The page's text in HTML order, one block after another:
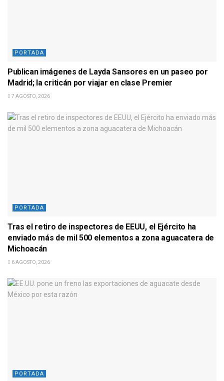
PORTADA
Publican imágenes de Layda Sansores en un paseo por
Madrid; la criticán por viajar en clase Premier
7 AGOSTO, 2026
PORTADA
Tras el retiro de inspectores de EEUU, el Ejército ha
enviado más de mil 500 elementos a zona aguacatera de
Michoacán
6 AGOSTO, 2026
PORTADA